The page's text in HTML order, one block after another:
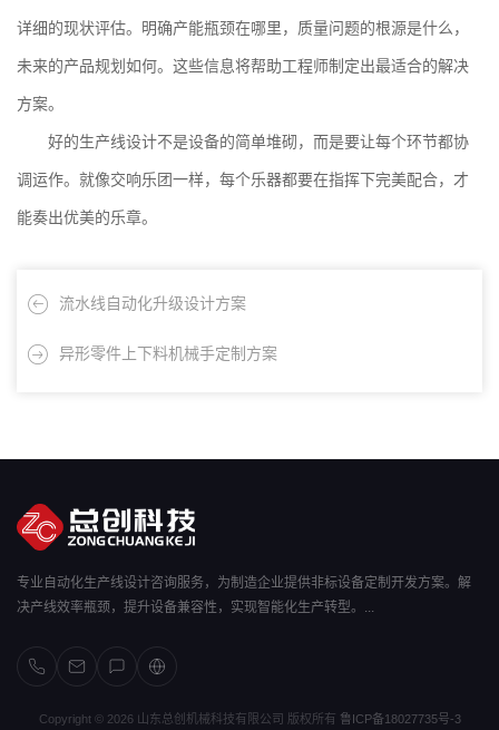
详细的现状评估。明确产能瓶颈在哪里，质量问题的根源是什么，
未来的产品规划如何。这些信息将帮助工程师制定出最适合的解决
方案。
好的生产线设计不是设备的简单堆砌，而是要让每个环节都协
调运作。就像交响乐团一样，每个乐器都要在指挥下完美配合，才
能奏出优美的乐章。
流水线自动化升级设计方案
异形零件上下料机械手定制方案
专业自动化生产线设计咨询服务，为制造企业提供非标设备定制开发方案。解
决产线效率瓶颈，提升设备兼容性，实现智能化生产转型。...
Copyright © 2026 山东总创机械科技有限公司 版权所有 鲁ICP备18027735号-3